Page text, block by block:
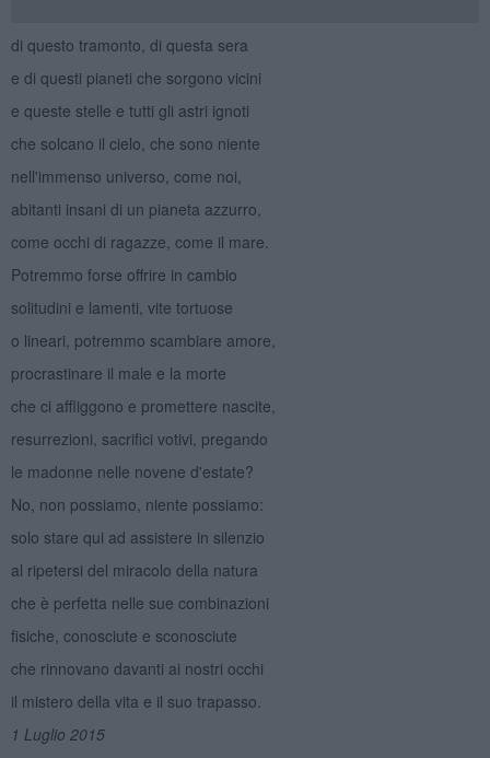
di questo tramonto, di questa sera
e di questi pianeti che sorgono vicini
e queste stelle e tutti gli astri ignoti
che solcano il cielo, che sono niente
nell'immenso universo, come noi,
abitanti insani di un pianeta azzurro,
come occhi di ragazze, come il mare.
Potremmo forse offrire in cambio
solitudini e lamenti, vite tortuose
o lineari, potremmo scambiare amore,
procrastinare il male e la morte
che ci affliggono e promettere nascite,
resurrezioni, sacrifici votivi, pregando
le madonne nelle novene d'estate?
No, non possiamo, niente possiamo:
solo stare qui ad assistere in silenzio
al ripetersi del miracolo della natura
che è perfetta nelle sue combinazioni
fisiche, conosciute e sconosciute
che rinnovano davanti ai nostri occhi
il mistero della vita e il suo trapasso.
1 Luglio 2015